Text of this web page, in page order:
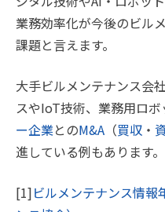
業務効率化が今後のビル
課題と言えます。
大手ビルメンテナンス会
スやIoT技術、業務用ロ
ー企業とのM&A （買収 ・
進している例もあります。
[1]ビルメンテナンス情